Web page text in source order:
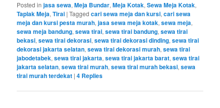
Posted in jasa sewa,Meja Bundar,Meja Kotak,Sewa Meja Kotak,
Taplak Meja,Tirai |Tagged cari sewa meja dan kursi,cari sewa
meja dan kursi pesta murah,jasa sewa meja kotak,sewa meja,
sewa meja bandung,sewa tirai,sewa tirai bandung,sewa tirai
bekasi,sewa tirai dekorasi,sewa tirai dekorasi dinding,sewa tirai
dekorasi jakarta selatan,sewa tirai dekorasi murah,sewa tirai
jabodetabek,sewa tirai jakarta,sewa tirai jakarta barat,sewa tirai
jakarta selatan,sewa tirai murah,sewa tirai murah bekasi,sewa
tirai murah terdekat |4 Replies